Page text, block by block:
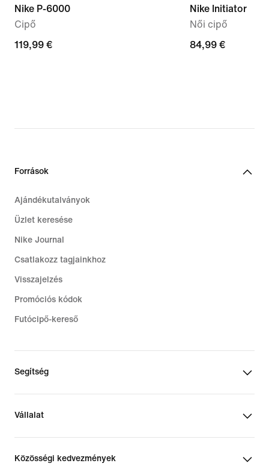
Nike P-6000
Cipő
119,99
119,99 €
Nike Initiator
Női cipő
84,99
84,99 €
Források
Ajándékutalványok
Üzlet keresése
Nike Journal
Csatlakozz tagjainkhoz
Visszajelzés
Promóciós kódok
Futócipő-kereső
Segítség
Vállalat
Közösségi kedvezmények